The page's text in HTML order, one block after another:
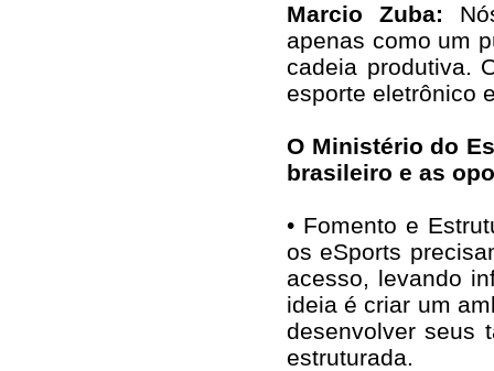
Marcio Zuba:
apenas como um
cadeia produtiva.
esporte eletrônico
O Ministério do
brasileiro e as
• Fomento e
os eSports
acesso, levando
ideia é criar um
desenvolver seus
estruturada.